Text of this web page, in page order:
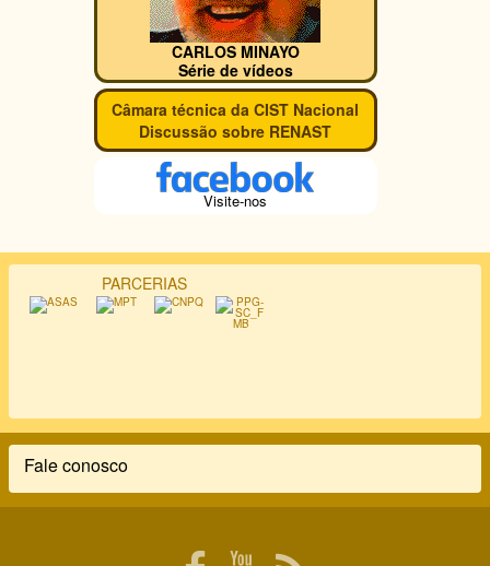
CARLOS MINAYO
Série de vídeos
Câmara técnica da CIST Nacional
Discussão sobre RENAST
Visite-nos
PARCERIAS
Rodapé
Fale conosco